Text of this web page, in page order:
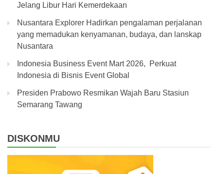
Jelang Libur Hari Kemerdekaan
Nusantara Explorer Hadirkan pengalaman perjalanan
yang memadukan kenyamanan, budaya, dan lanskap
Nusantara
Indonesia Business Event Mart 2026, Perkuat
Indonesia di Bisnis Event Global
Presiden Prabowo Resmikan Wajah Baru Stasiun
Semarang Tawang
DISKONMU